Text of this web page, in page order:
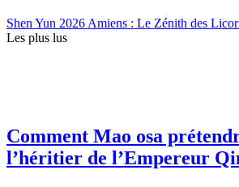
Shen Yun 2026 Amiens : Le Zénith des
Les plus lus
Comment Mao osa
l’héritier de l’Empereur